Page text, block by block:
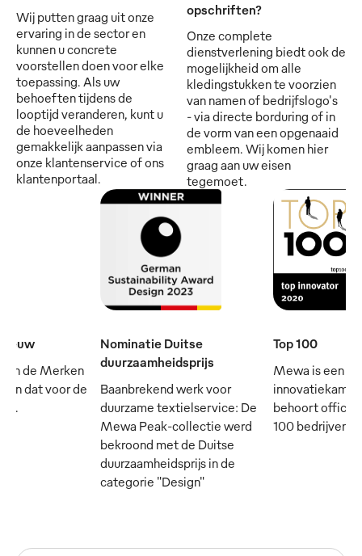
Wij putten graag uit onze
ervaring in de sector en
kunnen u concrete
voorstellen doen voor elke
toepassing. Als uw
behoeften tijdens de
looptijd veranderen, kunt u
de hoeveelheden
gemakkelijk aanpassen via
onze klantenservice of ons
klantenportaal.
opschriften?
Onze complete
dienstverlening biedt ook de
mogelijkheid om alle
kledingstukken te voorzien
van namen of bedrijfslogo's
- via directe borduring of in
de vorm van een opgenaaid
embleem. Wij komen hier
graag aan uw eisen
tegemoet.
eeuw
de Merken
en dat voor de
rij.
Nominatie Duitse
duurzaamheidsprijs
Baanbrekend werk voor
duurzame textielservice: De
Mewa Peak-collectie werd
bekroond met de Duitse
duurzaamheidsprijs in de
categorie "Design"
Top 100
Mewa is een
behoort
100 bedrijven